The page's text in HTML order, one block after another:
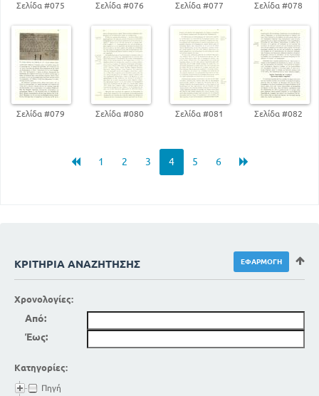
Σελίδα #075 Σελίδα #076 Σελίδα #077 Σελίδα #078
Σελίδα #079 Σελίδα #080 Σελίδα #081 Σελίδα #082
1 2 3 4 5 6
ΚΡΙΤΉΡΙΑ ΑΝΑΖΉΤΗΣΗΣ
Χρονολογίες:
Από:
Έως:
Κατηγορίες:
Πηγή